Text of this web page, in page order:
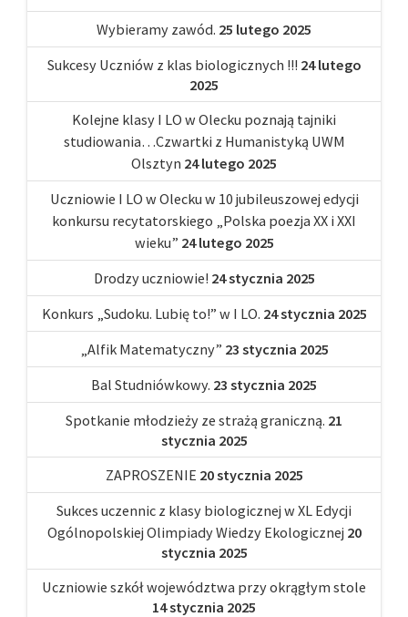
Wybieramy zawód. 25 lutego 2025
Sukcesy Uczniów z klas biologicznych !!! 24 lutego
2025
Kolejne klasy I LO w Olecku poznają tajniki
studiowania…Czwartki z Humanistyką UWM
Olsztyn 24 lutego 2025
Uczniowie I LO w Olecku w 10 jubileuszowej edycji
konkursu recytatorskiego „Polska poezja XX i XXI
wieku” 24 lutego 2025
Drodzy uczniowie! 24 stycznia 2025
Konkurs „Sudoku. Lubię to!” w I LO. 24 stycznia 2025
„Alfik Matematyczny” 23 stycznia 2025
Bal Studniówkowy. 23 stycznia 2025
Spotkanie młodzieży ze strażą graniczną. 21
stycznia 2025
ZAPROSZENIE 20 stycznia 2025
Sukces uczennic z klasy biologicznej w XL Edycji
Ogólnopolskiej Olimpiady Wiedzy Ekologicznej 20
stycznia 2025
Uczniowie szkół województwa przy okrągłym stole
14 stycznia 2025